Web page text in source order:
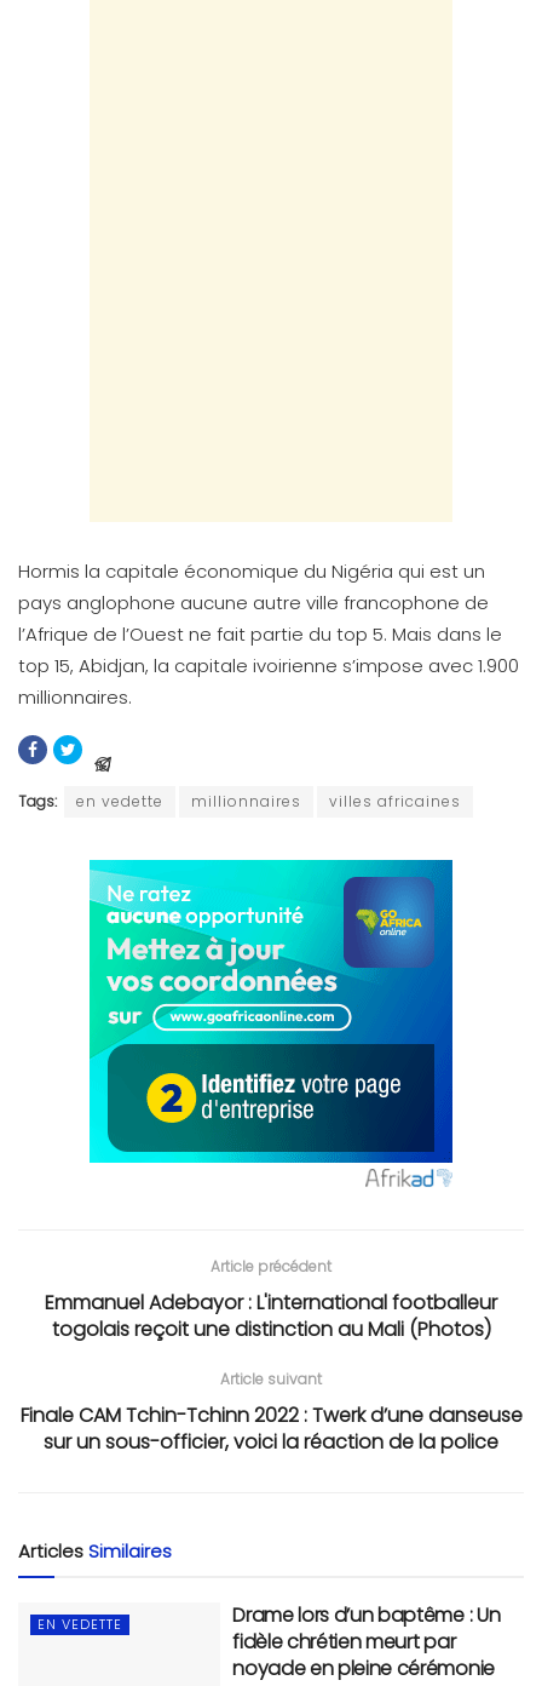
Hormis la capitale économique du Nigéria qui est un
pays anglophone aucune autre ville francophone de
l’Afrique de l’Ouest ne fait partie du top 5. Mais dans le
top 15, Abidjan, la capitale ivoirienne s’impose avec 1.900
millionnaires.
Tags: en vedette millionnaires villes africaines
Article précédent
Emmanuel Adebayor : L'international footballeur
togolais reçoit une distinction au Mali (Photos)
Article suivant
Finale CAM Tchin-Tchinn 2022 : Twerk d’une danseuse
sur un sous-officier, voici la réaction de la police
ArticlesSimilaires
EN VEDETTE
Drame lors d’un baptême : Un
fidèle chrétien meurt par
noyade en pleine cérémonie